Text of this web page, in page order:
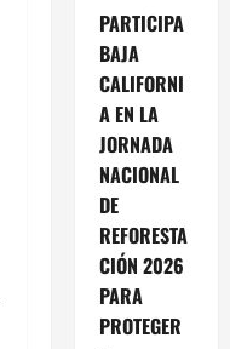
PARTICIPA
BAJA
CALIFORNI
A EN LA
JORNADA
NACIONAL
DE
REFORESTA
CIÓN 2026
PARA
PROTEGER